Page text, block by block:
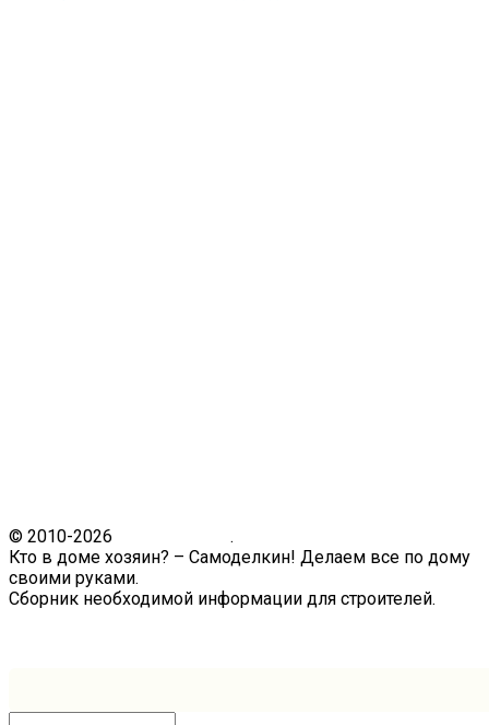
© 2010-2026
.
Кто в доме хозяин? – Самоделкин! Делаем все по дому
своими руками.
Сборник необходимой информации для строителей.